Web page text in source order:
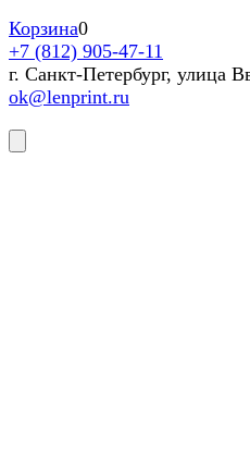
Корзина0
+7 (812) 905-47-11
г. Санкт-Петербург, улица
ok@lenprint.ru